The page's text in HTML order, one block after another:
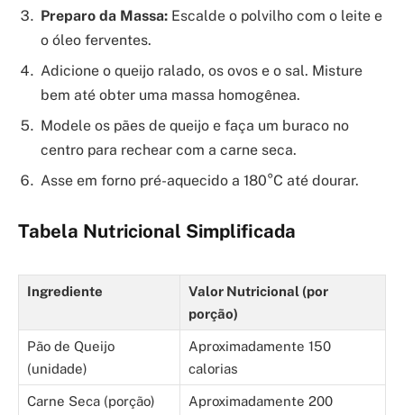
Preparo da Massa: Escalde o polvilho com o leite e
o óleo ferventes.
Adicione o queijo ralado, os ovos e o sal. Misture
bem até obter uma massa homogênea.
Modele os pães de queijo e faça um buraco no
centro para rechear com a carne seca.
Asse em forno pré-aquecido a 180°C até dourar.
Tabela Nutricional Simplificada
Ingrediente
Valor Nutricional (por
porção)
Pão de Queijo
(unidade)
Aproximadamente 150
calorias
Carne Seca (porção)
Aproximadamente 200